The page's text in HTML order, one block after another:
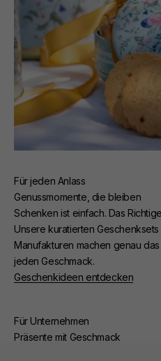
Für jeden Anlass
Genussmomente, die bleiben
Schenken ist einfach. Das
Unsere kuratierten
Manufakturen machen genau
jeden Geschmack.
Geschenkideen entdecken
Für Unternehmen
Präsente mit Geschmack